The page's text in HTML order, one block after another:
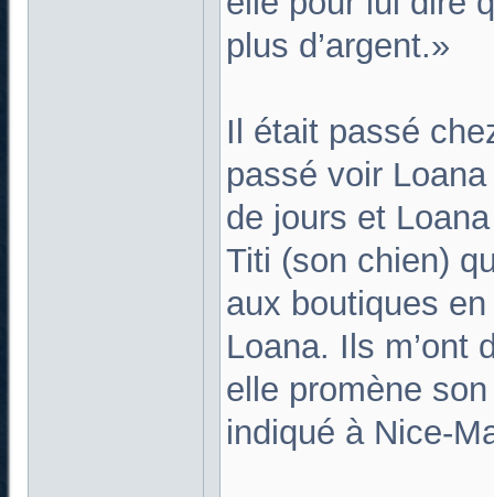
plus d’argent.»
Il était passé
passé voir
de jours et
Titi (son chien)
aux boutiques
Loana. Ils m’ont
elle promène
indiqué à Nice-